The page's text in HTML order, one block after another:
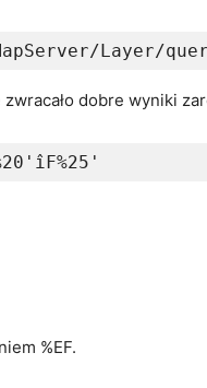
Layer/
dobre wyniki
%EF.